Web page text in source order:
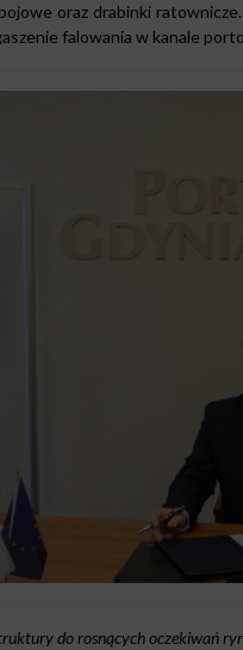
oraz drabinki
falowania w kanale
do rosnących oczekiwań